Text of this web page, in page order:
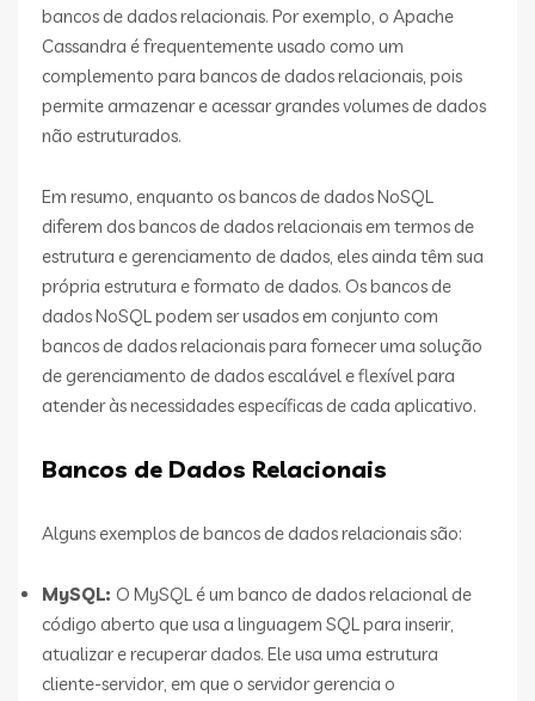
bancos de dados relacionais. Por exemplo, o Apache
Cassandra é frequentemente usado como um
complemento para bancos de dados relacionais, pois
permite armazenar e acessar grandes volumes de dados
não estruturados.
Em resumo, enquanto os bancos de dados NoSQL
diferem dos bancos de dados relacionais em termos de
estrutura e gerenciamento de dados, eles ainda têm sua
própria estrutura e formato de dados. Os bancos de
dados NoSQL podem ser usados em conjunto com
bancos de dados relacionais para fornecer uma solução
de gerenciamento de dados escalável e flexível para
atender às necessidades específicas de cada aplicativo.
Bancos de Dados Relacionais
Alguns exemplos de bancos de dados relacionais são:
MySQL: O MySQL é um banco de dados relacional de
código aberto que usa a linguagem SQL para inserir,
atualizar e recuperar dados. Ele usa uma estrutura
cliente-servidor, em que o servidor gerencia o